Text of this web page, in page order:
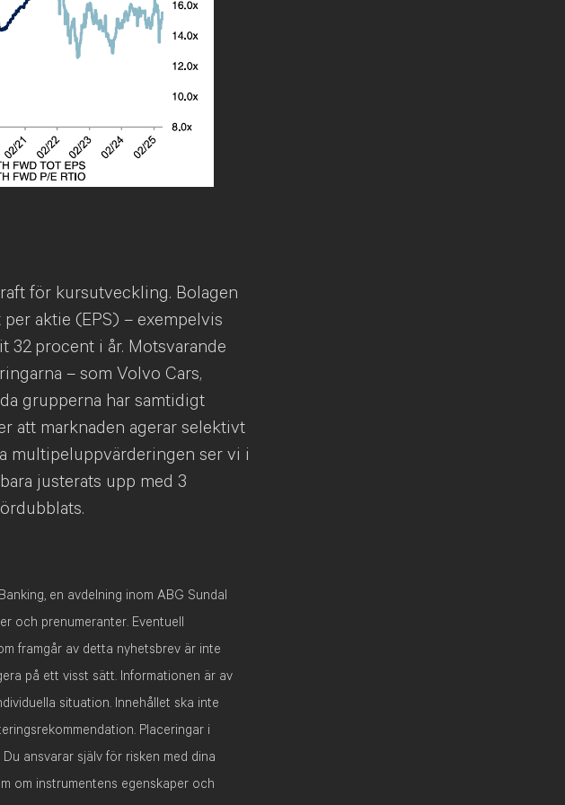
för kursutveckling. Bolagen
aktie (EPS) – exempelvis
32 procent i år. Motsvarande
– som Volvo Cars,
grupperna har samtidigt
att marknaden agerar selektivt
multipeluppvärderingen ser vi i
justerats upp med 3
en avdelning inom ABG Sundal
och prenumeranter. Eventuell
framgår av detta nyhetsbrev är inte
på ett visst sätt. Informationen är av
situation. Innehållet ska inte
Placeringar i
ansvarar själv för risken med dina
om instrumentens egenskaper och